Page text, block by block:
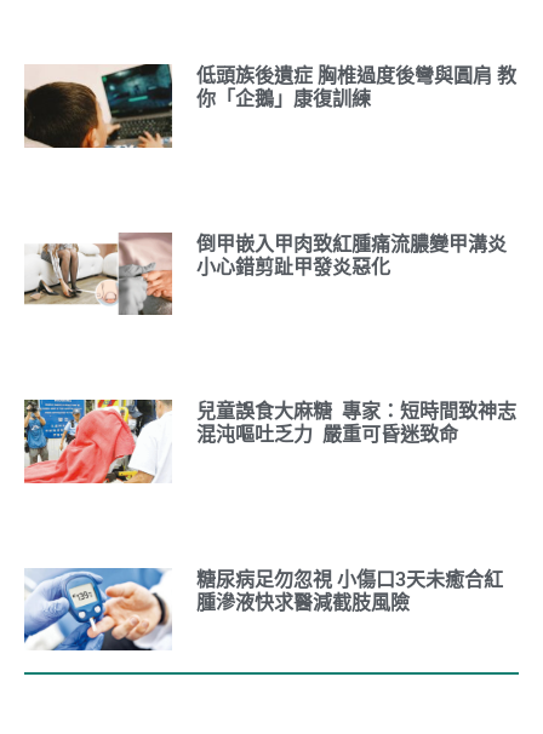
低頭族後遺症 胸椎過度後彎與圓肩 教
你「企鵝」康復訓練
倒甲嵌入甲肉致紅腫痛流膿變甲溝炎
小心錯剪趾甲發炎惡化
兒童誤食大麻糖 專家：短時間致神志
混沌嘔吐乏力 嚴重可昏迷致命
糖尿病足勿忽視 小傷口3天未癒合紅
腫滲液快求醫減截肢風險